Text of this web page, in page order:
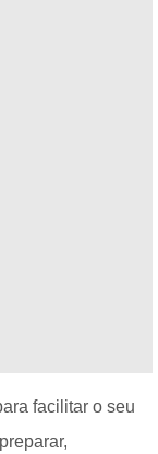
facilitar o seu